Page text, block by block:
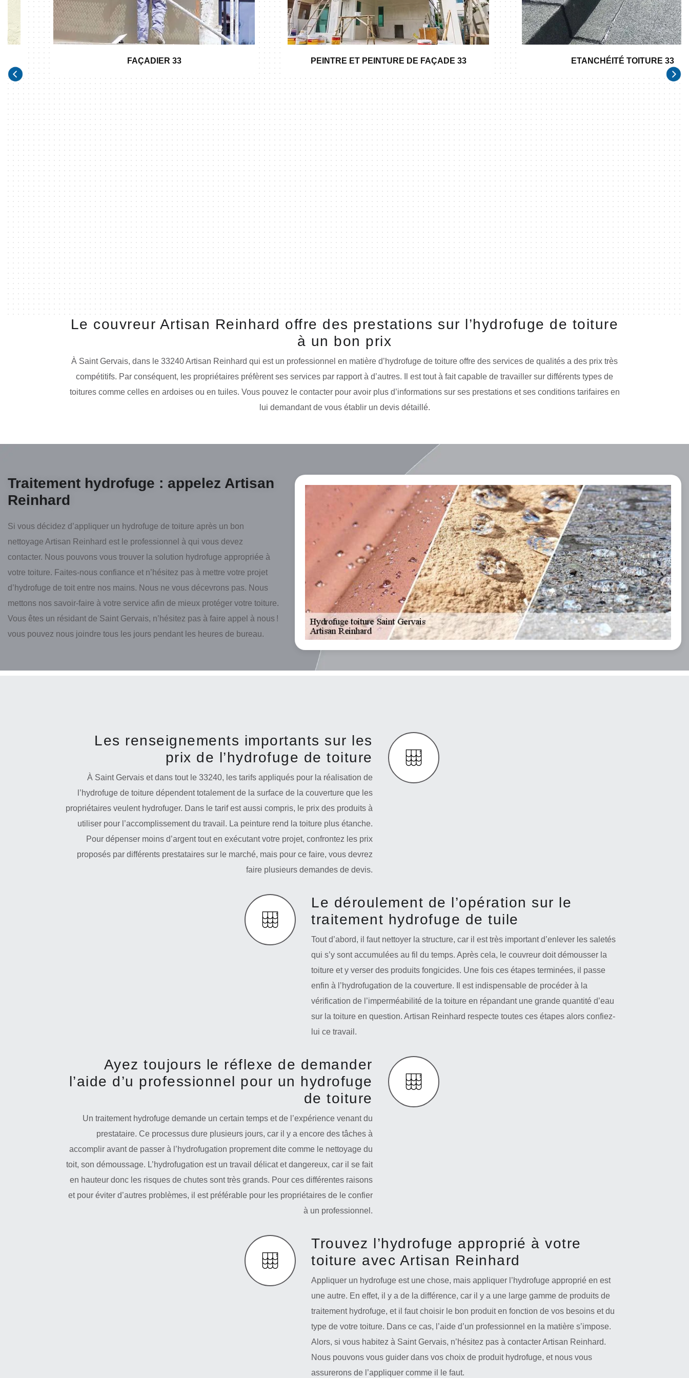
FAÇADIER 33 PEINTRE ET PEINTURE DE FAÇADE 33 ETANCHÉITÉ TOITURE 33
Le couvreur Artisan Reinhard offre des prestations sur l’hydrofuge de toiture
à un bon prix
À Saint Gervais, dans le 33240 Artisan Reinhard qui est un professionnel en matière d’hydrofuge de toiture offre des services de qualités a des prix très
compétitifs. Par conséquent, les propriétaires préfèrent ses services par rapport à d’autres. Il est tout à fait capable de travailler sur différents types de
toitures comme celles en ardoises ou en tuiles. Vous pouvez le contacter pour avoir plus d’informations sur ses prestations et ses conditions tarifaires en
lui demandant de vous établir un devis détaillé.
Traitement hydrofuge : appelez Artisan
Reinhard
Si vous décidez d’appliquer un hydrofuge de toiture après un bon
nettoyage Artisan Reinhard est le professionnel à qui vous devez
contacter. Nous pouvons vous trouver la solution hydrofuge appropriée à
votre toiture. Faites-nous confiance et n’hésitez pas à mettre votre projet
d’hydrofuge de toit entre nos mains. Nous ne vous décevrons pas. Nous
mettons nos savoir-faire à votre service afin de mieux protéger votre toiture.
Vous êtes un résidant de Saint Gervais, n’hésitez pas à faire appel à nous !
vous pouvez nous joindre tous les jours pendant les heures de bureau.
Les renseignements importants sur les
prix de l’hydrofuge de toiture
À Saint Gervais et dans tout le 33240, les tarifs appliqués pour la réalisation de
l’hydrofuge de toiture dépendent totalement de la surface de la couverture que les
propriétaires veulent hydrofuger. Dans le tarif est aussi compris, le prix des produits à
utiliser pour l’accomplissement du travail. La peinture rend la toiture plus étanche.
Pour dépenser moins d’argent tout en exécutant votre projet, confrontez les prix
proposés par différents prestataires sur le marché, mais pour ce faire, vous devrez
faire plusieurs demandes de devis.
Le déroulement de l’opération sur le
traitement hydrofuge de tuile
Tout d’abord, il faut nettoyer la structure, car il est très important d’enlever les saletés
qui s’y sont accumulées au fil du temps. Après cela, le couvreur doit démousser la
toiture et y verser des produits fongicides. Une fois ces étapes terminées, il passe
enfin à l’hydrofugation de la couverture. Il est indispensable de procéder à la
vérification de l’imperméabilité de la toiture en répandant une grande quantité d’eau
sur la toiture en question. Artisan Reinhard respecte toutes ces étapes alors confiez-
lui ce travail.
Ayez toujours le réflexe de demander
l’aide d’u professionnel pour un hydrofuge
de toiture
Un traitement hydrofuge demande un certain temps et de l’expérience venant du
prestataire. Ce processus dure plusieurs jours, car il y a encore des tâches à
accomplir avant de passer à l’hydrofugation proprement dite comme le nettoyage du
toit, son démoussage. L’hydrofugation est un travail délicat et dangereux, car il se fait
en hauteur donc les risques de chutes sont très grands. Pour ces différentes raisons
et pour éviter d’autres problèmes, il est préférable pour les propriétaires de le confier
à un professionnel.
Trouvez l’hydrofuge approprié à votre
toiture avec Artisan Reinhard
Appliquer un hydrofuge est une chose, mais appliquer l’hydrofuge approprié en est
une autre. En effet, il y a de la différence, car il y a une large gamme de produits de
traitement hydrofuge, et il faut choisir le bon produit en fonction de vos besoins et du
type de votre toiture. Dans ce cas, l’aide d’un professionnel en la matière s’impose.
Alors, si vous habitez à Saint Gervais, n’hésitez pas à contacter Artisan Reinhard.
Nous pouvons vous guider dans vos choix de produit hydrofuge, et nous vous
assurerons de l’appliquer comme il le faut.